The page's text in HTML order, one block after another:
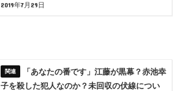
2019年7月29日
「あなたの番です」江藤が黒幕？赤池幸
子を殺した犯人なのか？未回収の伏線につい